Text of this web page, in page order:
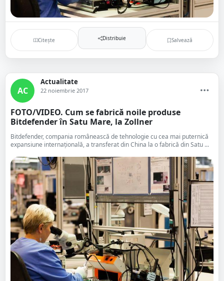
Citește Distribuie Salvează
AC
Actualitate
22 noiembrie 2017
FOTO/VIDEO. Cum se fabrică noile produse
Bitdefender în Satu Mare, la Zollner
Bitdefender, compania românească de tehnologie cu cea mai puternică
expansiune internaţională, a transferat din China la o fabrică din Satu ...